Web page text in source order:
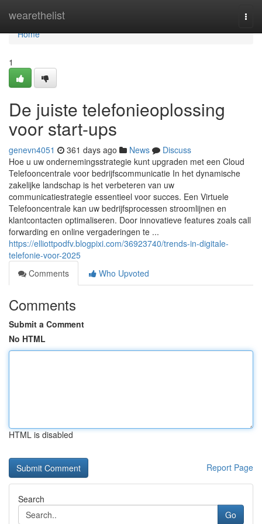
wearethelist
Home
Home
1
De juiste telefonieoplossing
voor start-ups
genevn4051 361 days ago News
Discuss
Hoe u uw ondernemingsstrategie kunt upgraden met een Cloud
Telefooncentrale voor bedrijfscommunicatie In het dynamische
zakelijke landschap is het verbeteren van uw
communicatiestrategie essentieel voor succes. Een Virtuele
Telefooncentrale kan uw bedrijfsprocessen stroomlijnen en
klantcontacten optimaliseren. Door innovatieve features zoals call
forwarding en online vergaderingen te ...
https://elliottpodfv.blogpixi.com/36923740/trends-in-digitale-
telefonie-voor-2025
Comments
Who Upvoted
Comments
Submit a Comment
No HTML
HTML is disabled
Report Page
Search
Go